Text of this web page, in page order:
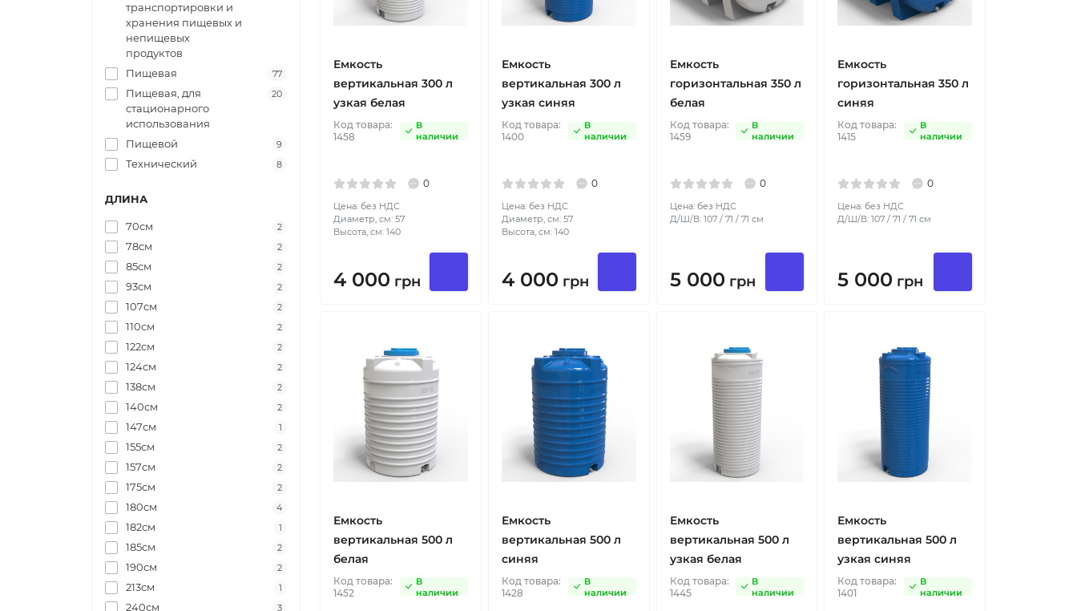
транспортировки и
хранения пищевых и
непищевых
продуктов
Пищевая 77
Пищевая, для
стационарного
использования
20
Пищевой 9
Технический 8
ДЛИНА
70см 2
78см 2
85см 2
93см 2
107см 2
110см 2
122см 2
124см 2
138см 2
140см 2
147см 1
155см 2
157см 2
175см 2
180см 4
182см 1
185см 2
190см 2
213см 1
240см 3
Емкость
вертикальная 300 л
узкая белая
Код товара:
1458
В
наличии
0
Цена: без НДС
Диаметр, см: 57
Высота, см: 140
4 000 грн
Емкость
вертикальная 300 л
узкая синяя
Код товара:
1400
В
наличии
0
Цена: без НДС
Диаметр, см: 57
Высота, см: 140
4 000 грн
Емкость
горизонтальная 350 л
белая
Код товара:
1459
В
наличии
0
Цена: без НДС
Д/Ш/В: 107 / 71 / 71 см
5 000 грн
Емкость
горизонтальная 350 л
синяя
Код товара:
1415
В
наличии
0
Цена: без НДС
Д/Ш/В: 107 / 71 / 71 см
5 000 грн
Емкость
вертикальная 500 л
белая
Код товара:
1452
В
наличии
Емкость
вертикальная 500 л
синяя
Код товара:
1428
В
наличии
Емкость
вертикальная 500 л
узкая белая
Код товара:
1445
В
наличии
Емкость
вертикальная 500 л
узкая синяя
Код товара:
1401
В
наличии